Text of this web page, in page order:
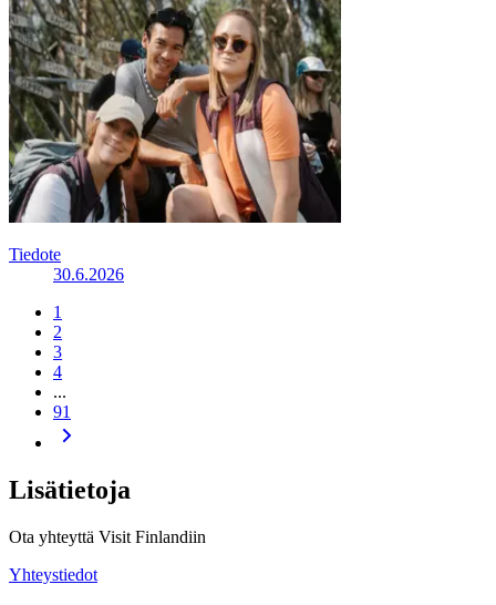
Tiedote
30.6.2026
1
2
3
4
...
91
Lisätietoja
Ota yhteyttä Visit Finlandiin
Yhteystiedot